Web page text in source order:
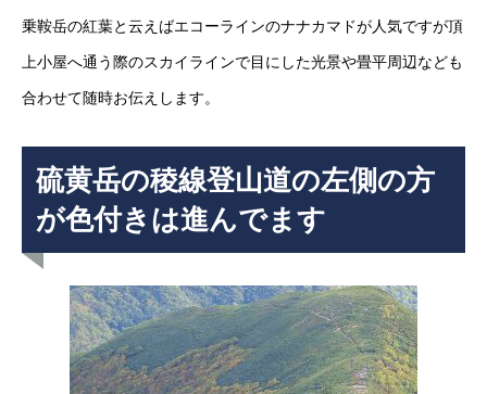
乗鞍岳の紅葉と云えばエコーラインのナナカマドが人気ですが頂
上小屋へ通う際のスカイラインで目にした光景や畳平周辺なども
合わせて随時お伝えします。
硫黄岳の稜線登山道の左側の方
が色付きは進んでます